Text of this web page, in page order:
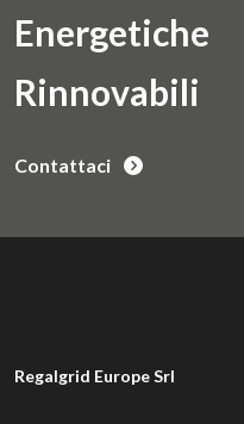
Energetiche
Rinnovabili
Contattaci
Regalgrid Europe Srl